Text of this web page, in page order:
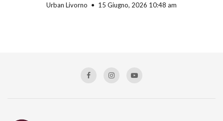
Urban Livorno 15 Giugno, 2026 10:48 am